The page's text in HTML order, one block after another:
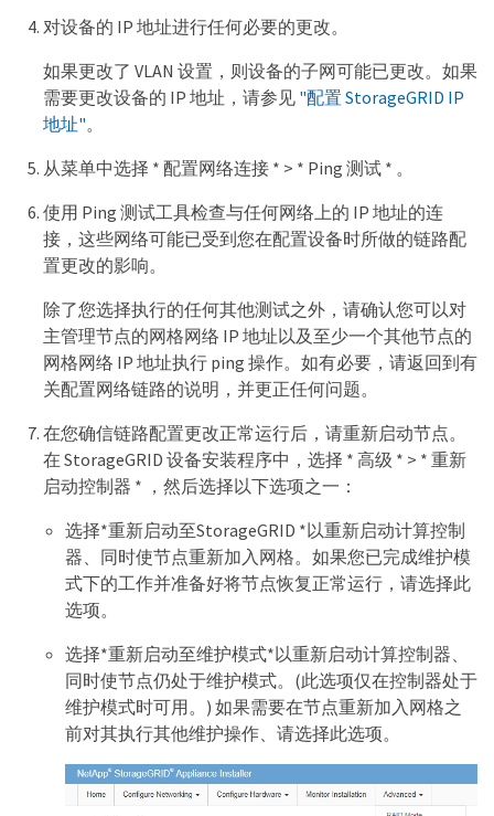
对设备的 IP 地址进行任何必要的更改。
如果更改了 VLAN 设置，则设备的子网可能已更改。如果
需要更改设备的 IP 地址，请参见 "配置 StorageGRID IP
地址"。
从菜单中选择 * 配置网络连接 * > * Ping 测试 * 。
使用 Ping 测试工具检查与任何网络上的 IP 地址的连
接，这些网络可能已受到您在配置设备时所做的链路配
置更改的影响。
除了您选择执行的任何其他测试之外，请确认您可以对
主管理节点的网格网络 IP 地址以及至少一个其他节点的
网格网络 IP 地址执行 ping 操作。如有必要，请返回到有
关配置网络链路的说明，并更正任何问题。
在您确信链路配置更改正常运行后，请重新启动节点。
在 StorageGRID 设备安装程序中，选择 * 高级 * > * 重新
启动控制器 * ，然后选择以下选项之一：
选择*重新启动至StorageGRID *以重新启动计算控制
器、同时使节点重新加入网格。如果您已完成维护模
式下的工作并准备好将节点恢复正常运行，请选择此
选项。
选择*重新启动至维护模式*以重新启动计算控制器、
同时使节点仍处于维护模式。(此选项仅在控制器处于
维护模式时可用。) 如果需要在节点重新加入网格之
前对其执行其他维护操作、请选择此选项。